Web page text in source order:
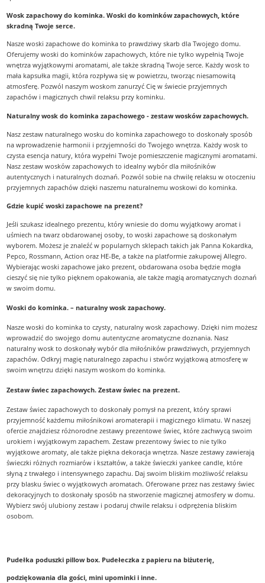
Wosk zapachowy do kominka. Woski do kominków zapachowych, które
skradną Twoje serce.
Nasze woski zapachowe do kominka to prawdziwy skarb dla Twojego domu.
Oferujemy woski do kominków zapachowych, które nie tylko wypełnią Twoje
wnętrza wyjątkowymi aromatami, ale także skradną Twoje serce. Każdy wosk to
mała kapsułka magii, która rozpływa się w powietrzu, tworząc niesamowitą
atmosferę. Pozwól naszym woskom zanurzyć Cię w świecie przyjemnych
zapachów i magicznych chwil relaksu przy kominku.
Naturalny wosk do kominka zapachowego - zestaw wosków zapachowych.
Nasz zestaw naturalnego wosku do kominka zapachowego to doskonały sposób
na wprowadzenie harmonii i przyjemności do Twojego wnętrza. Każdy wosk to
czysta esencja natury, która wypełni Twoje pomieszczenie magicznymi aromatami.
Nasz zestaw wosków zapachowych to idealny wybór dla miłośników
autentycznych i naturalnych doznań. Pozwól sobie na chwilę relaksu w otoczeniu
przyjemnych zapachów dzięki naszemu naturalnemu woskowi do kominka.
Gdzie kupić woski zapachowe na prezent?
Jeśli szukasz idealnego prezentu, który wniesie do domu wyjątkowy aromat i
uśmiech na twarz obdarowanej osoby, to woski zapachowe są doskonałym
wyborem. Możesz je znaleźć w popularnych sklepach takich jak Panna Kokardka,
Pepco, Rossmann, Action oraz HE-Be, a także na platformie zakupowej Allegro.
Wybierając woski zapachowe jako prezent, obdarowana osoba będzie mogła
cieszyć się nie tylko pięknem opakowania, ale także magią aromatycznych doznań
w swoim domu.
Woski do kominka. – naturalny wosk zapachowy.
Nasze woski do kominka to czysty, naturalny wosk zapachowy. Dzięki nim możesz
wprowadzić do swojego domu autentyczne aromatyczne doznania. Nasz
naturalny wosk to doskonały wybór dla miłośników prawdziwych, przyjemnych
zapachów. Odkryj magię naturalnego zapachu i stwórz wyjątkową atmosferę w
swoim wnętrzu dzięki naszym woskom do kominka.
Zestaw świec zapachowych. Zestaw świec na prezent.
Zestaw świec zapachowych to doskonały pomysł na prezent, który sprawi
przyjemność każdemu miłośnikowi aromaterapii i magicznego klimatu. W naszej
ofercie znajdziesz różnorodne zestawy prezentowe świec, które zachwycą swoim
urokiem i wyjątkowym zapachem. Zestaw prezentowy świec to nie tylko
wyjątkowe aromaty, ale także piękna dekoracja wnętrza. Nasze zestawy zawierają
świeczki różnych rozmiarów i kształtów, a także świeczki yankee candle, które
słyną z trwałego i intensywnego zapachu. Daj swoim bliskim możliwość relaksu
przy blasku świec o wyjątkowych aromatach. Oferowane przez nas zestawy świec
dekoracyjnych to doskonały sposób na stworzenie magicznej atmosfery w domu.
Wybierz swój ulubiony zestaw i podaruj chwile relaksu i odprężenia bliskim
osobom.
Pudełka poduszki pillow box. Pudełeczka z papieru na biżuterię,
podziękowania dla gości, mini upominki i inne.